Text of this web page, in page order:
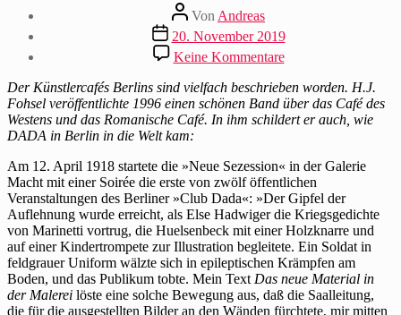
Beitragsautor
Von Andreas
Beitragsdatum
20. November 2019
Keine Kommentarezu
Herrmann-
Josef
Fohsel
beschreibt
von
DADA
Der Künstlercafés Berlins sind vielfach beschrieben worden. H.J.
Fohsel veröffentlichte 1996 einen schönen Band über das Café des
Westens und das Romanische Café. In ihm schildert er auch, wie
DADA in Berlin in die Welt kam:
Am 12. April 1918 startete die »Neue Sezession« in der Galerie
Macht mit einer Soirée die erste von zwölf öffentlichen
Veranstaltungen des Berliner »Club Dada«: »Der Gipfel der
Auflehnung wurde erreicht, als Else Hadwiger die Kriegsgedichte
von Marinetti vortrug, die Huelsenbeck mit einer Holzknarre und
auf einer Kindertrompete zur Illustration begleitete. Ein Soldat in
feldgrauer Uniform wälzte sich in epileptischen Krämpfen am
Boden, und das Publikum tobte. Mein Text Das neue Material in
der Malerei löste eine solche Bewegung aus, daß die Saalleitung,
die für die ausgestellten Bilder an den Wänden fürchtete, mir mitten